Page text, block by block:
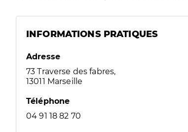
INFORMATIONS PRATIQUES
Adresse
73 Traverse des fabres,
13011 Marseille
Téléphone
04 91 18 82 70